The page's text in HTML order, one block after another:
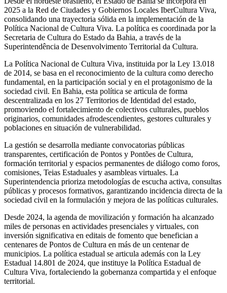
2025 a la Red de Ciudades y Gobiernos Locales IberCultura Viva,
consolidando una trayectoria sólida en la implementación de la
Política Nacional de Cultura Viva. La política es coordinada por la
Secretaria de Cultura do Estado da Bahia, a través de la
Superintendência de Desenvolvimento Territorial da Cultura.
La Política Nacional de Cultura Viva, instituida por la Ley 13.018
de 2014, se basa en el reconocimiento de la cultura como derecho
fundamental, en la participación social y en el protagonismo de la
sociedad civil. En Bahia, esta política se articula de forma
descentralizada en los 27 Territorios de Identidad del estado,
promoviendo el fortalecimiento de colectivos culturales, pueblos
originarios, comunidades afrodescendientes, gestores culturales y
poblaciones en situación de vulnerabilidad.
La gestión se desarrolla mediante convocatorias públicas
transparentes, certificación de Pontos y Pontões de Cultura,
formación territorial y espacios permanentes de diálogo como foros,
comisiones, Teias Estaduales y asambleas virtuales. La
Superintendencia prioriza metodologías de escucha activa, consultas
públicas y procesos formativos, garantizando incidencia directa de la
sociedad civil en la formulación y mejora de las políticas culturales.
Desde 2024, la agenda de movilización y formación ha alcanzado
miles de personas en actividades presenciales y virtuales, con
inversión significativa en editais de fomento que benefician a
centenares de Pontos de Cultura en más de un centenar de
municipios. La política estadual se articula además con la Ley
Estadual 14.801 de 2024, que instituye la Política Estadual de
Cultura Viva, fortaleciendo la gobernanza compartida y el enfoque
territorial.